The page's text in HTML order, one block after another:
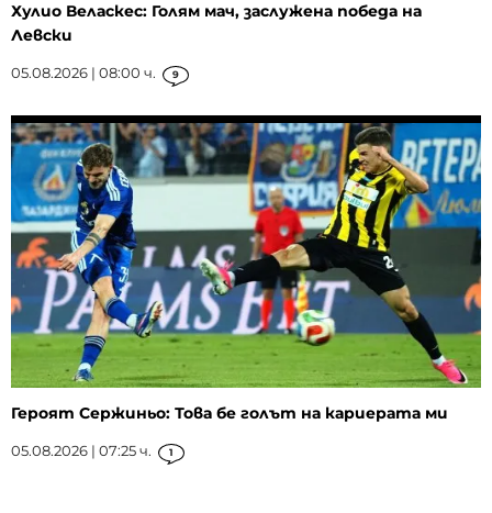
Хулио Веласкес: Голям мач, заслужена победа на
Левски
05.08.2026 | 08:00 ч. 9
Героят Сержиньо: Това бе голът на кариерата ми
05.08.2026 | 07:25 ч. 1